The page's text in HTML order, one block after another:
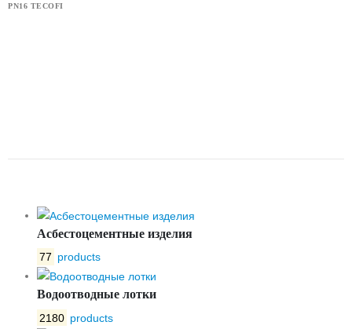
PN16 TECOFI
Асбестоцементные изделия
77 products
Водоотводные лотки
2180 products